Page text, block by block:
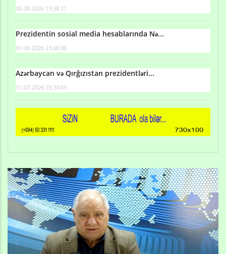
05-08-2026 13:38:21
Prezidentin sosial media hesablarında Nə...
01-08-2026 23:06:06
Azərbaycan və Qırğızıstan prezidentləri...
31-07-2026 23:34:05